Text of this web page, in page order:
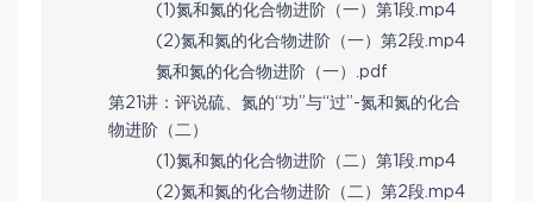
(1)氮和氮的化合物进阶（一）第1段.mp4
(2)氮和氮的化合物进阶（一）第2段.mp4
氮和氮的化合物进阶（一）.pdf
第21讲：评说硫、氮的“功”与“过”-氮和氮的化合
物进阶（二）
(1)氮和氮的化合物进阶（二）第1段.mp4
(2)氮和氮的化合物进阶（二）第2段.mp4